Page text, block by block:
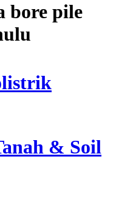
bore pile
& Soil